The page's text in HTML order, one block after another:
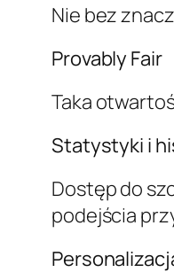
Nie bez
Provably Fair
Taka
Statystyki i
Dostęp do
podejścia